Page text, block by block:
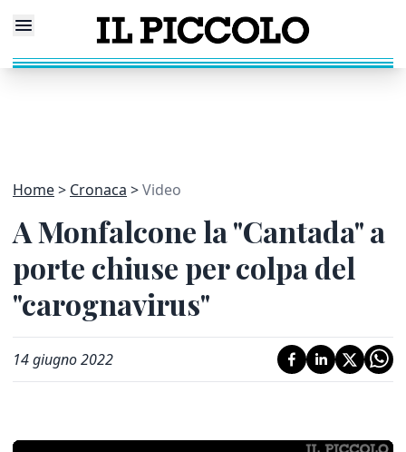
Home Cronaca Video
A Monfalcone la "Cantada" a
porte chiuse per colpa del
"carognavirus"
14 giugno 2022